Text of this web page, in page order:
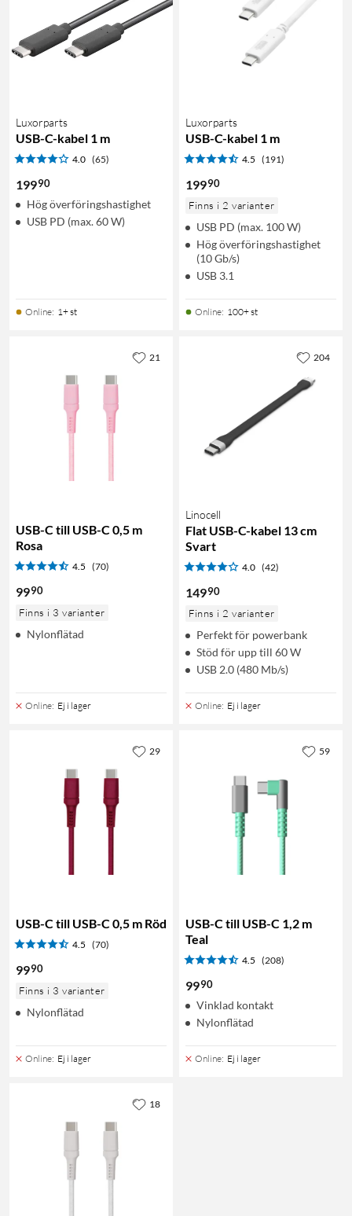
Luxorparts
USB-C-kabel 1 m
4.0 (65)
19990
Hög överföringshastighet
USB PD (max. 60 W)
Online: 1+ st
Luxorparts
USB-C-kabel 1 m
4.5 (191)
19990
Finns i 2 varianter
USB PD (max. 100 W)
Hög överföringshastighet
(10 Gb/s)
USB 3.1
Online: 100+ st
USB-C till USB-C 0,5 m
Rosa
4.5 (70)
9990
Finns i 3 varianter
Nylonflätad
Online: Ej i lager
21
Linocell
Flat USB-C-kabel 13 cm
Svart
4.0 (42)
14990
Finns i 2 varianter
Perfekt för powerbank
Stöd för upp till 60 W
USB 2.0 (480 Mb/s)
Online: Ej i lager
204
USB-C till USB-C 0,5 m Röd
4.5 (70)
9990
Finns i 3 varianter
Nylonflätad
Online: Ej i lager
29
USB-C till USB-C 1,2 m
Teal
4.5 (208)
9990
Vinklad kontakt
Nylonflätad
Online: Ej i lager
59
18